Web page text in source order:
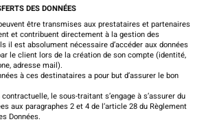
DES DONNÉES
être transmises aux prestataires et partenaires
et contribuent directement à la gestion des
il est absolument nécessaire d’accéder aux données
le client lors de la création de son compte (identité,
adresse mail).
à ces destinataires a pour but d’assurer le bon
le sous-traitant s’engage à s’assurer du
aux paragraphes 2 et 4 de l’article 28 du Règlement
Données.